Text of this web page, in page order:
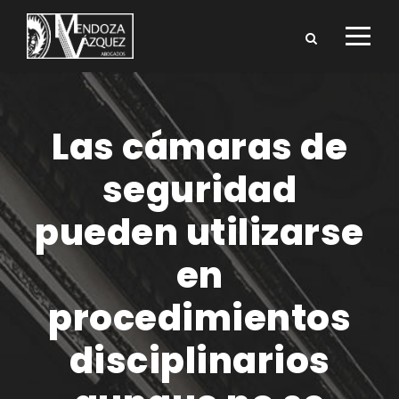
Las cámaras de
seguridad
pueden utilizarse
en
procedimientos
disciplinarios